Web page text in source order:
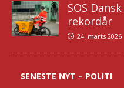
SOS
rekordår
24. marts 2026
SENESTE NYT – POLITI